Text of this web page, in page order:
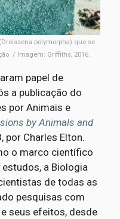
polymorpha) que se
/ Imagem: Griffiths, 2016.
papel de
a publicação do
por Animais e
by Animals and
Charles Elton.
o marco científico
a Biologia
de todas as
pesquisas com
seus efeitos, desde